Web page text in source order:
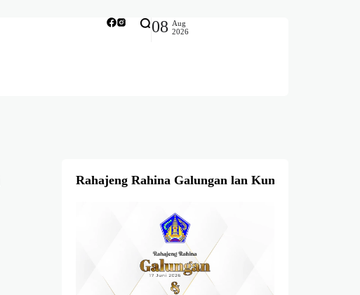
08 Aug
2026
Rahajeng Rahina Galungan lan Kuningan